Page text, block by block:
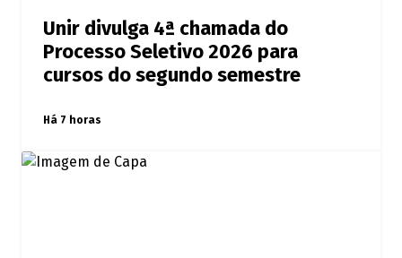
Unir divulga 4ª chamada do
Processo Seletivo 2026 para
cursos do segundo semestre
Há 7 horas